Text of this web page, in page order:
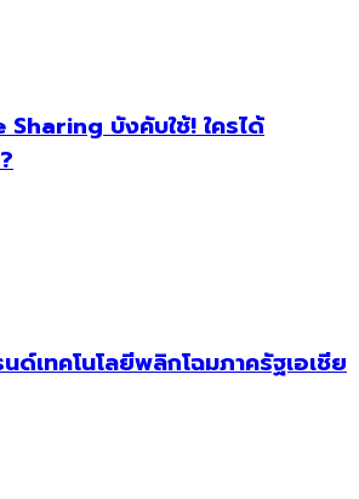
Sharing บังคับใช้! ใครได้
เทคโนโลยีพลิกโฉมภาครัฐเอเชีย